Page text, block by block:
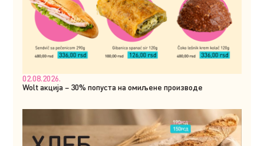
02.08.2026.
Wolt акција – 30% попуста на омиљене производе